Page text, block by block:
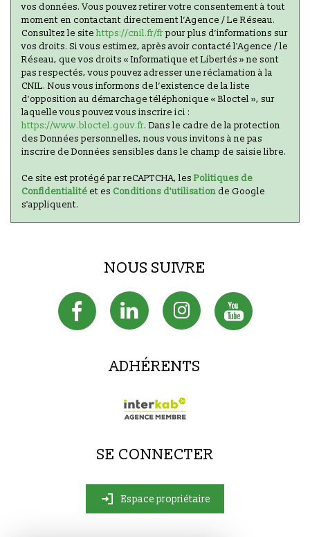
vos données. Vous pouvez retirer votre consentement à tout
moment en contactant directement l’Agence / Le Réseau.
Consultez le site https://cnil.fr/frpour plus d’informations sur
vos droits. Si vous estimez, après avoir contacté l'Agence / le
Réseau, que vos droits « Informatique et Libertés » ne sont
pas respectés, vous pouvez adresser une réclamation à la
CNIL. Nous vous informons de l’existence de la liste
d'opposition au démarchage téléphonique « Bloctel », sur
laquelle vous pouvez vous inscrire ici :
https://www.bloctel.gouv.fr. Dans le cadre de la protection
des Données personnelles, nous vous invitons à ne pas
inscrire de Données sensibles dans le champ de saisie libre.
Ce site est protégé par reCAPTCHA, les Politiques de
Confidentialité et es Conditions d'utilisation de Google
s'appliquent.
NOUS SUIVRE
ADHÉRENTS
SE CONNECTER
Espace propriétaire